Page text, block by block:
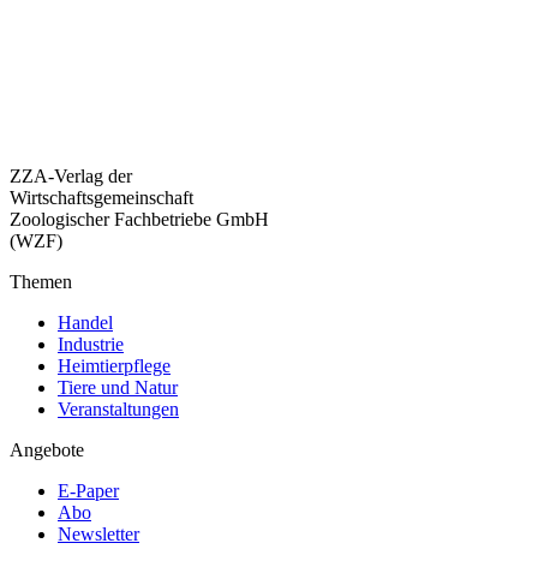
ZZA-Verlag der
Wirtschaftsgemeinschaft
Zoologischer Fachbetriebe GmbH
(WZF)
Themen
Handel
Industrie
Heimtierpflege
Tiere und Natur
Veranstaltungen
Angebote
E-Paper
Abo
Newsletter